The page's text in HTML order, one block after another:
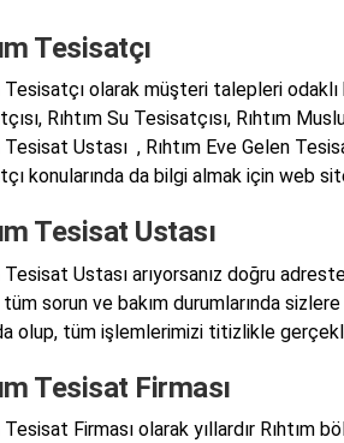
Tesisatçı
Tesisatçı olarak müşteri talepleri
Rıhtım Su Tesisatçısı, Rıhtım
Tesisat Ustası , Rıhtım Eve Gelen
konularında da bilgi almak için web
Tesisat Ustası
Tesisat Ustası arıyorsanız doğru
sorun ve bakım durumlarında
olup, tüm işlemlerimizi titizlikle
Tesisat Firması
Tesisat Firması olarak yıllardır